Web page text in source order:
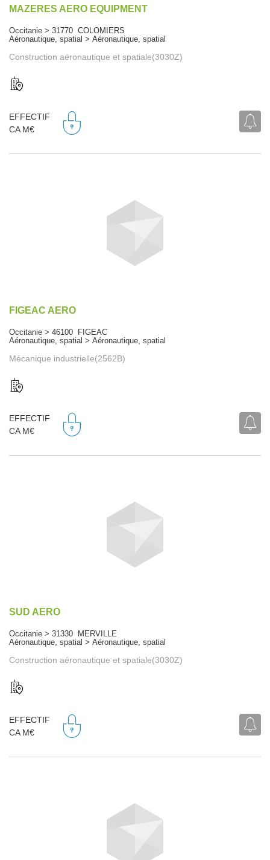
MAZERES AERO EQUIPMENT
Occitanie > 31770 COLOMIERS
Aéronautique, spatial > Aéronautique, spatial
Construction aéronautique et spatiale(3030Z)
EFFECTIF
CA M€
FIGEAC AERO
Occitanie > 46100 FIGEAC
Aéronautique, spatial > Aéronautique, spatial
Mécanique industrielle(2562B)
EFFECTIF
CA M€
SUD AERO
Occitanie > 31330 MERVILLE
Aéronautique, spatial > Aéronautique, spatial
Construction aéronautique et spatiale(3030Z)
EFFECTIF
CA M€